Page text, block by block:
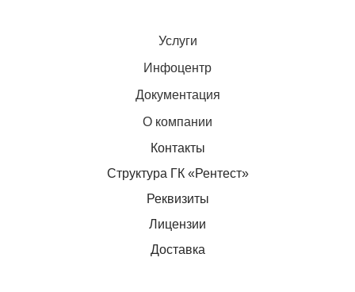
Услуги
Инфоцентр
Документация
О компании
Контакты
Структура ГК «Рентест»
Реквизиты
Лицензии
Доставка